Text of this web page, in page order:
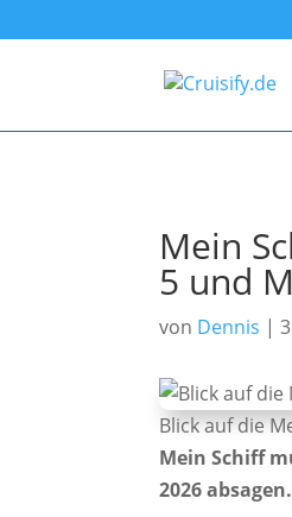
Mein
5 und
von Dennis |
Blick auf die
Mein Schiff
2026